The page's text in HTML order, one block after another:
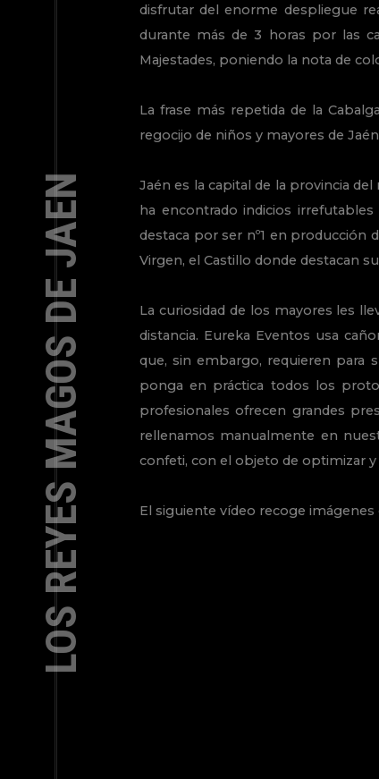
LOS REYES MAGOS DE JAEN
disfrutar del enorme despliegue
durante más de 3 horas por las
Majestades, poniendo la nota de
La frase más repetida de la
regocijo de niños y mayores de
Jaén es la capital de la provincia
ha encontrado indicios
destaca por ser nº1 en producción
Virgen, el Castillo donde destacan
La curiosidad de los mayores les
distancia. Eureka Eventos usa
que, sin embargo, requieren para
ponga en práctica todos los
profesionales ofrecen grandes
rellenamos manualmente en
confeti, con el objeto de optimizar
El siguiente vídeo recoge imágenes